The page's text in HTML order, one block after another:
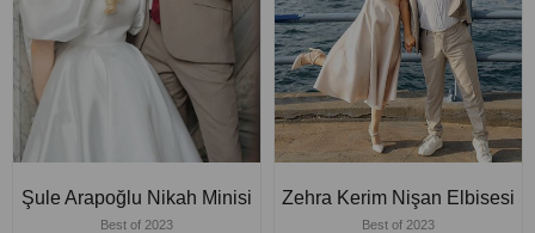
Şule Arapoğlu Nikah Minisi
Best of 2023
Zehra Kerim Nişan Elbisesi
Best of 2023